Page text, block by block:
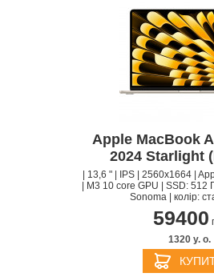
Apple MacBook
2024 Starlight
| 13,6 " | IPS | 2560x1664 |
| M3 10 core GPU | SSD: 512
Sonoma | колір:
59400
1320 y. о.